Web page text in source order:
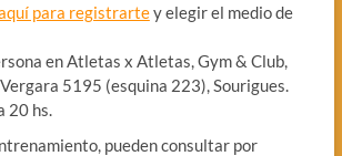
para registrartey elegir el medio de
en Atletas x Atletas, Gym & Club,
5195 (esquina 223), Sourigues.
20 hs.
pueden consultar por